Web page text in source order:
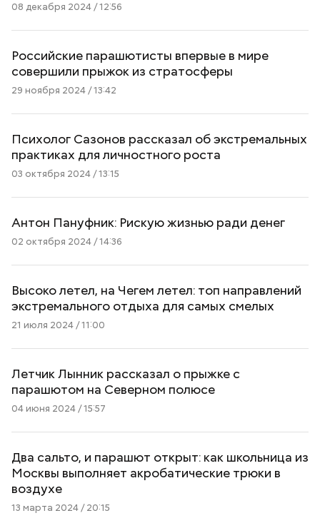
08 декабря 2024 / 12:56
Российские парашютисты впервые в мире
совершили прыжок из стратосферы
29 ноября 2024 / 13:42
Психолог Сазонов рассказал об экстремальных
практиках для личностного роста
03 октября 2024 / 13:15
Антон Пануфник: Рискую жизнью ради денег
02 октября 2024 / 14:36
Высоко летел, на Чегем летел: топ направлений
экстремального отдыха для самых смелых
21 июля 2024 / 11:00
Летчик Лынник рассказал о прыжке с
парашютом на Северном полюсе
04 июня 2024 / 15:57
Два сальто, и парашют открыт: как школьница из
Москвы выполняет акробатические трюки в
воздухе
13 марта 2024 / 20:15